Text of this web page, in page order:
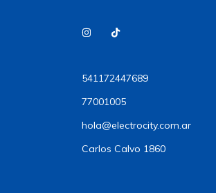
541172447689
77001005
hola@electrocity.com.ar
Carlos Calvo 1860